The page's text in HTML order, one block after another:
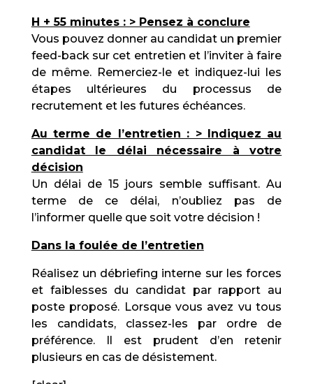
H + 55 minutes : > Pensez à conclure
Vous pouvez donner au candidat un premier
feed-back sur cet entretien et l’inviter à faire
de même. Remerciez-le et indiquez-lui les
étapes ultérieures du processus de
recrutement et les futures échéances.
Au terme de l’entretien : > Indiquez au
candidat le délai nécessaire à votre
décision
Un délai de 15 jours semble suffisant. Au
terme de ce délai, n’oubliez pas de
l’informer quelle que soit votre décision !
Dans la foulée de l’entretien
Réalisez un débriefing interne sur les forces
et faiblesses du candidat par rapport au
poste proposé. Lorsque vous avez vu tous
les candidats, classez-les par ordre de
préférence. Il est prudent d’en retenir
plusieurs en cas de désistement.